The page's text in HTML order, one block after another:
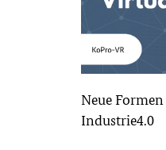
Neue
Industrie4.0